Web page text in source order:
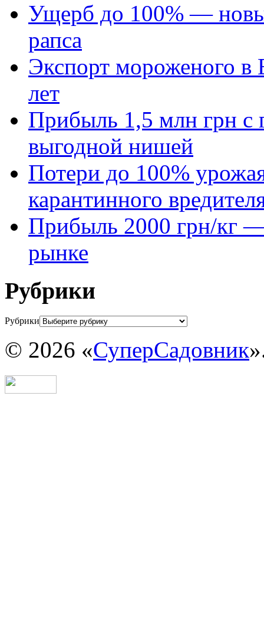
Ущерб до 100% —
рапса
Экспорт мороженого в
лет
Прибыль 1,5 млн грн с
выгодной нишей
Потери до 100%
карантинного
Прибыль 2000 грн/кг —
рынке
Рубрики
Рубрики
© 2026 «СуперСадовник